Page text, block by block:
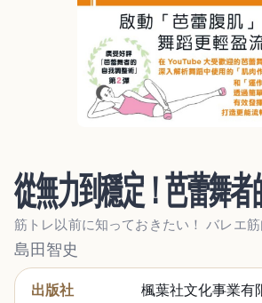
從無力到穩定！芭蕾舞
筋トレ以前に知っておきたい！ バレエ
島田智史
出版社
楓葉社文化事業有